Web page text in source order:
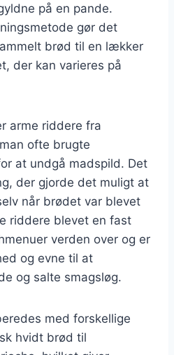
på en pande.
gør det
brød til en lækker
der kan varieres på
arme riddere fra
ofte brugte
at undgå madspild. Det
der gjorde det muligt at
når brødet var blevet
riddere blevet en fast
verden over og er
og evne til at
og salte smagsløg.
med forskellige
hvidt brød til